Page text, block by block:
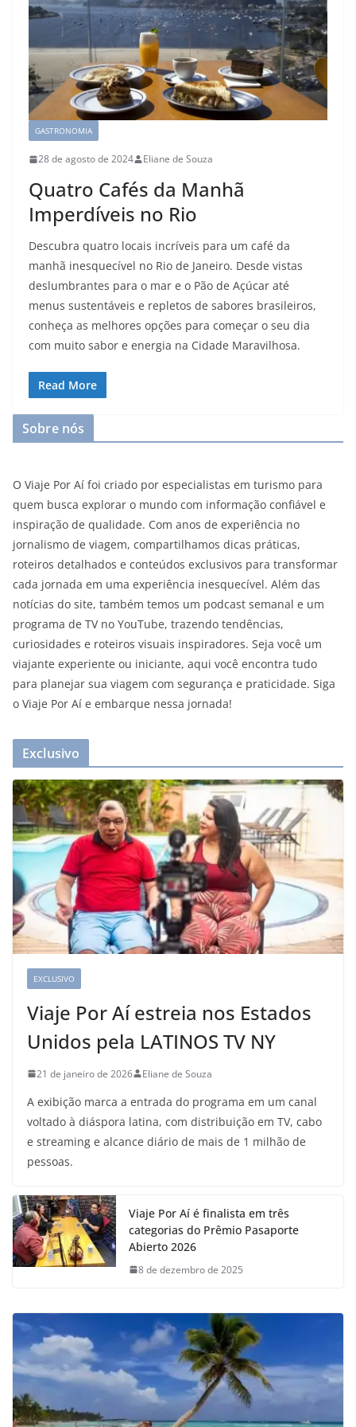
GASTRONOMIA
28 de agosto de 2024 Eliane de Souza
Quatro Cafés da Manhã
Imperdíveis no Rio
Descubra quatro locais incríveis para um café da
manhã inesquecível no Rio de Janeiro. Desde vistas
deslumbrantes para o mar e o Pão de Açúcar até
menus sustentáveis e repletos de sabores brasileiros,
conheça as melhores opções para começar o seu dia
com muito sabor e energia na Cidade Maravilhosa.
Read More
Sobre nós
O Viaje Por Aí foi criado por especialistas em turismo para
quem busca explorar o mundo com informação confiável e
inspiração de qualidade. Com anos de experiência no
jornalismo de viagem, compartilhamos dicas práticas,
roteiros detalhados e conteúdos exclusivos para transformar
cada jornada em uma experiência inesquecível. Além das
notícias do site, também temos um podcast semanal e um
programa de TV no YouTube, trazendo tendências,
curiosidades e roteiros visuais inspiradores. Seja você um
viajante experiente ou iniciante, aqui você encontra tudo
para planejar sua viagem com segurança e praticidade. Siga
o Viaje Por Aí e embarque nessa jornada!
Exclusivo
EXCLUSIVO
Viaje Por Aí estreia nos Estados
Unidos pela LATINOS TV NY
21 de janeiro de 2026 Eliane de Souza
A exibição marca a entrada do programa em um canal
voltado à diáspora latina, com distribuição em TV, cabo
e streaming e alcance diário de mais de 1 milhão de
pessoas.
Viaje Por Aí é finalista em três
categorias do Prêmio Pasaporte
Abierto 2026
8 de dezembro de 2025